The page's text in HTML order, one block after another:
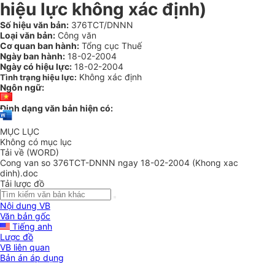
hiệu lực không xác định)
Số hiệu văn bản: 376TCT/DNNN
Loại văn bản: Công văn
Cơ quan ban hành: Tổng cục Thuế
Ngày ban hành: 18-02-2004
Ngày có hiệu lực: 18-02-2004
Tình trạng hiệu lực: Không xác định
Ngôn ngữ:
Định dạng văn bản hiện có:
MỤC LỤC
Không có mục lục
Tải về (WORD)
Cong van so 376TCT-DNNN ngay 18-02-2004 (Khong xac
dinh).doc
Tải lược đồ
Nội dung VB
Văn bản gốc
Tiếng anh
Lược đồ
VB liên quan
Bản án áp dụng